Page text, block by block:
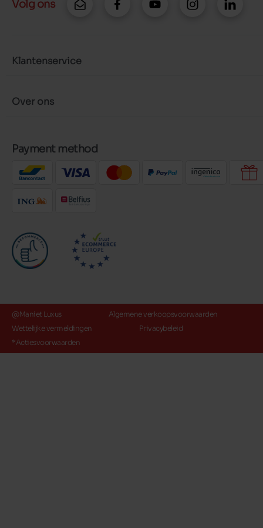
Volg ons
Klantenservice
Over ons
Payment method
@Maniet Luxus
Algemene verkoopsvoorwaarden
Wettelijke vermeldingen
Privacybeleid
*Actiesvoorwaarden